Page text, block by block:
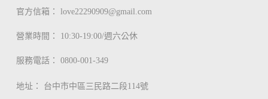
官方信箱： love22290909@gmail.com
營業時間： 10:30-19:00/週六公休
服務電話： 0800-001-349
地址： 台中市中區三民路二段114號